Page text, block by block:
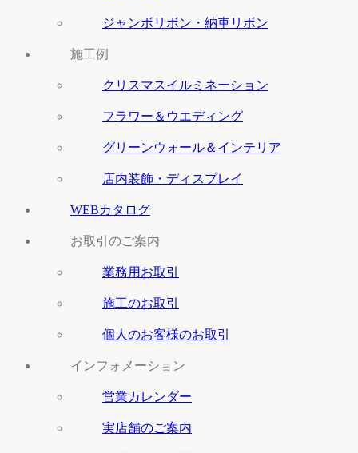
ジャンボリボン・納車リボン
施工例
クリスマスイルミネーション
フラワー＆ウエディング
グリーンウォール＆インテリア
店内装飾・ディスプレイ
WEBカタログ
お取引のご案内
業務用お取引
施工のお取引
個人のお客様のお取引
インフォメーション
営業カレンダー
実店舗のご案内